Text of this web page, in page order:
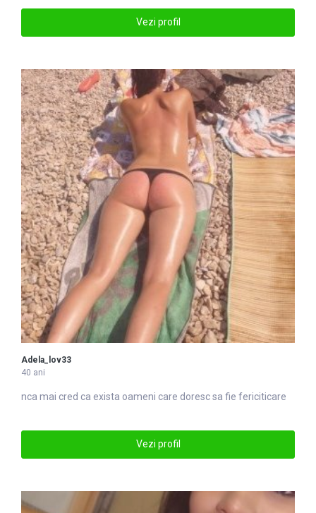
Vezi profil
Adela_lov33
40 ani
nca mai cred ca exista oameni care doresc sa fie fericiticare
Vezi profil